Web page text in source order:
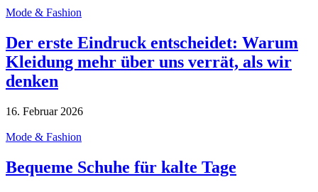
Mode & Fashion
Der erste Eindruck entscheidet: Warum
Kleidung mehr über uns verrät, als wir
denken
16. Februar 2026
Mode & Fashion
Bequeme Schuhe für kalte Tage